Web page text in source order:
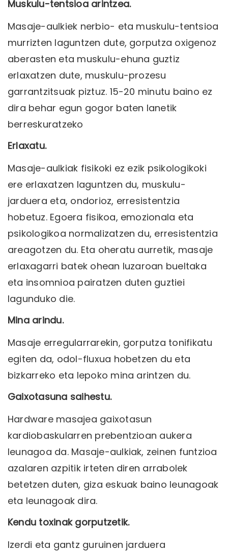
Muskulu-tentsioa arintzea.
Masaje-aulkiek nerbio- eta muskulu-tentsioa
murrizten laguntzen dute, gorputza oxigenoz
aberasten eta muskulu-ehuna guztiz
erlaxatzen dute, muskulu-prozesu
garrantzitsuak piztuz. 15-20 minutu baino ez
dira behar egun gogor baten lanetik
berreskuratzeko
Erlaxatu.
Masaje-aulkiak fisikoki ez ezik psikologikoki
ere erlaxatzen laguntzen du, muskulu-
jarduera eta, ondorioz, erresistentzia
hobetuz. Egoera fisikoa, emozionala eta
psikologikoa normalizatzen du, erresistentzia
areagotzen du. Eta oheratu aurretik, masaje
erlaxagarri batek ohean luzaroan bueltaka
eta insomnioa pairatzen duten guztiei
lagunduko die.
Mina arindu.
Masaje erregularrarekin, gorputza tonifikatu
egiten da, odol-fluxua hobetzen du eta
bizkarreko eta lepoko mina arintzen du.
Gaixotasuna saihestu.
Hardware masajea gaixotasun
kardiobaskularren prebentzioan aukera
leunagoa da. Masaje-aulkiak, zeinen funtzioa
azalaren azpitik irteten diren arrabolek
betetzen duten, giza eskuak baino leunagoak
eta leunagoak dira.
Kendu toxinak gorputzetik.
Izerdi eta gantz guruinen jarduera